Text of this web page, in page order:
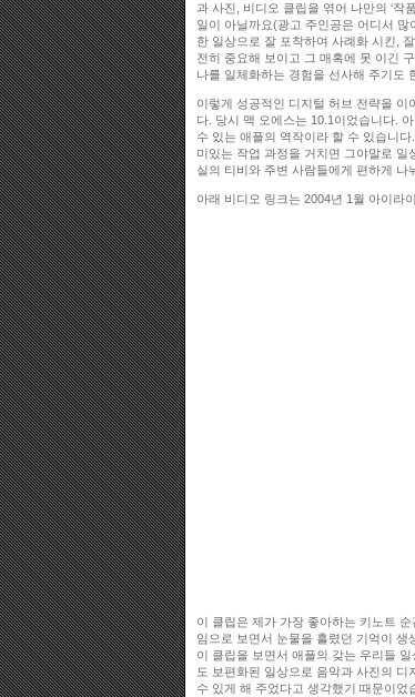
과 사진, 비디오 클립을 엮어 나만의 ‘작
일이 아닐까요(광고 주인공은 어디서
한 일상으로 잘 포착하여 사례화 시킨,
전히 중요해 보이고 그 매혹에 못 이긴
나를 일체화하는 경험을 선사해 주기도
이렇게 성공적인 디지털 허브 전략을
다. 당시 맥 오에스는 10.1이었습니다.
수 있는 애플의 역작이라 할 수 있습니
미있는 작업 과정을 거치면 그야말로 일
실의 티비와 주변 사람들에게 편하게 나
아래 비디오 링크는 2004년 1월 아이라
이 클립은 제가 가장 좋아하는 키노트
임으로 보면서 눈물을 흘렸던 기억이
이 클립을 보면서 애플의 갖는 우리들
도 보편화된 일상으로 음악과 사진의 디
수 있게 해 주었다고 생각했기 때문이었